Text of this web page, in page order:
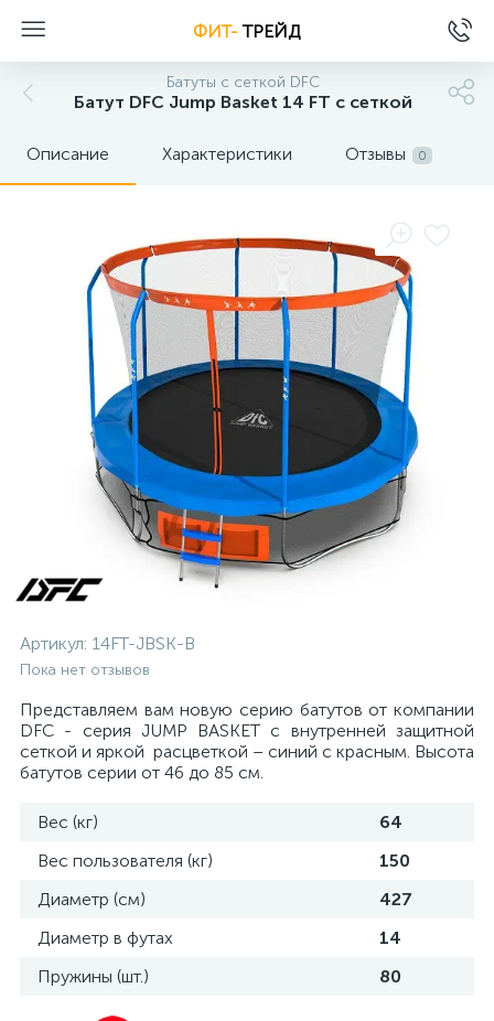
ФИТ-ТРЕЙД
Батуты с сеткой DFC
Батут DFC Jump Basket 14 FT с сеткой
Описание Характеристики Отзывы 0
Артикул: 14FT-JBSK-B
Пока нет отзывов
Представляем вам новую серию батутов от компании
DFC - серия JUMP BASKET с внутренней защитной
сеткой и яркой расцветкой – синий с красным. Высота
батутов серии от 46 до 85 см.
Вес (кг)
64
Вес пользователя (кг)
150
Диаметр (см)
427
Диаметр в футах
14
Пружины (шт.)
80